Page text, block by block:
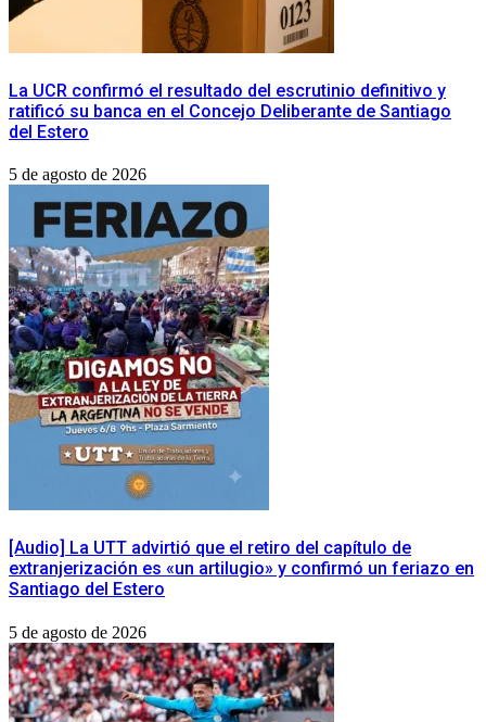
La UCR confirmó el resultado del escrutinio definitivo y
ratificó su banca en el Concejo Deliberante de Santiago
del Estero
5 de agosto de 2026
[Audio] La UTT advirtió que el retiro del capítulo de
extranjerización es «un artilugio» y confirmó un feriazo en
Santiago del Estero
5 de agosto de 2026